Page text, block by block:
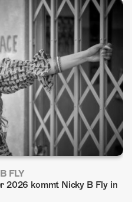
FLY
2026 kommt Nicky B Fly in